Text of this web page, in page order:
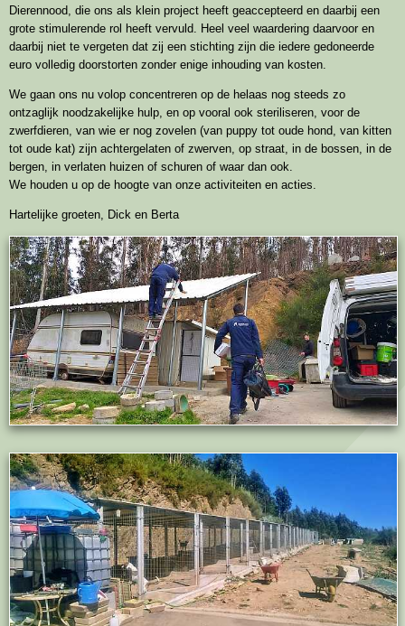
Dierennood, die ons als klein project heeft geaccepteerd en daarbij een
grote stimulerende rol heeft vervuld. Heel veel waardering daarvoor en
daarbij niet te vergeten dat zij een stichting zijn die iedere gedoneerde
euro volledig doorstorten zonder enige inhouding van kosten.
We gaan ons nu volop concentreren op de helaas nog steeds zo
ontzaglijk noodzakelijke hulp, en op vooral ook steriliseren, voor de
zwerfdieren, van wie er nog zovelen (van puppy tot oude hond, van kitten
tot oude kat) zijn achtergelaten of zwerven, op straat, in de bossen, in de
bergen, in verlaten huizen of schuren of waar dan ook.
We houden u op de hoogte van onze activiteiten en acties.
Hartelijke groeten, Dick en Berta